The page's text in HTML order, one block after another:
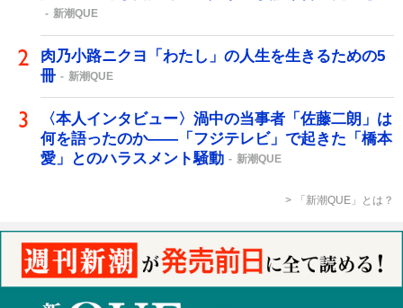
新潮QUE
肉乃小路ニクヨ「わたし」の人生を生きるための5
冊
新潮QUE
〈本人インタビュー〉渦中の当事者「佐藤二朗」は
何を語ったのか――「フジテレビ」で起きた「橋本
愛」とのハラスメント騒動
新潮QUE
「新潮QUE」とは？